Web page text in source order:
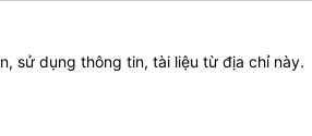
sử dụng thông tin, tài liệu từ địa chỉ này.